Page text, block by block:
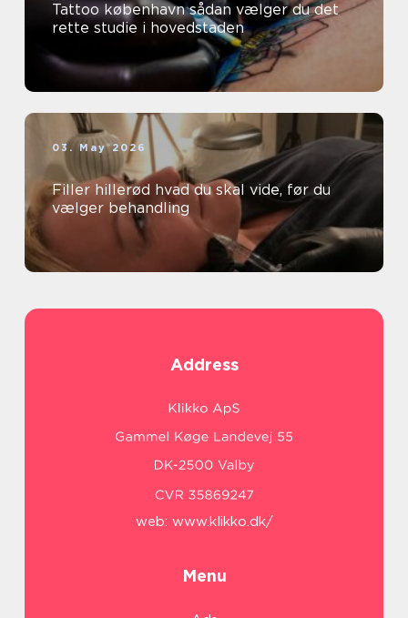
Tattoo københavn sådan vælger du det
rette studie i hovedstaden
03. May 2026
Filler hillerød hvad du skal vide, før du
vælger behandling
Address
web: www.klikko.dk/
Menu